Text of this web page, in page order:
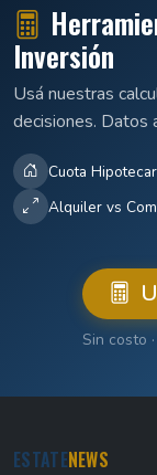
Inversión
Usá nuestras
decisiones. Datos
Cuota
Alquiler vs
Sin costo
ESTATENEWS